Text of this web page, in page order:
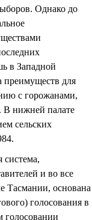
Однако до
в Западной
преимуществ для
с горожанами,
В нижней палате
сельских
система,
и во все
Тасмании, основана
голосования в
голосовании